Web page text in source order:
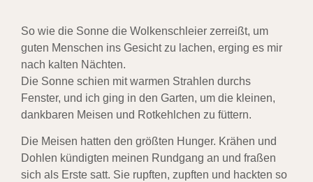
So wie die Sonne die Wolkenschleier zerreißt, um
guten Menschen ins Gesicht zu lachen, erging es mir
nach kalten Nächten.
Die Sonne schien mit warmen Strahlen durchs
Fenster, und ich ging in den Garten, um die kleinen,
dankbaren Meisen und Rotkehlchen zu füttern.
Die Meisen hatten den größten Hunger. Krähen und
Dohlen kündigten meinen Rundgang an und fraßen
sich als Erste satt. Sie rupften, zupften und hackten so